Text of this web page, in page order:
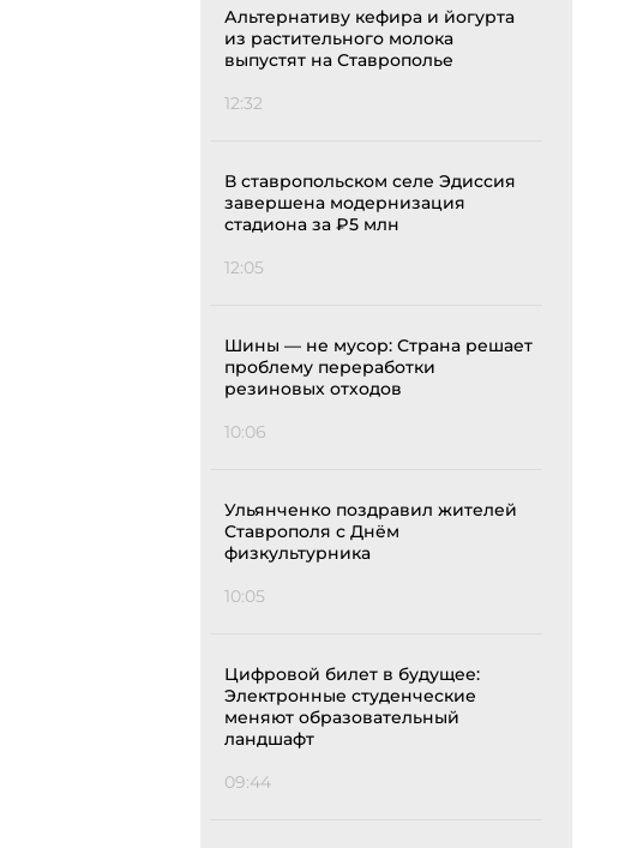
Альтернативу кефира и йогурта
из растительного молока
выпустят на Ставрополье
12:32
В ставропольском селе Эдиссия
завершена модернизация
стадиона за ₽5 млн
12:05
Шины — не мусор: Страна решает
проблему переработки
резиновых отходов
10:06
Ульянченко поздравил жителей
Ставрополя с Днём
физкультурника
10:05
Цифровой билет в будущее:
Электронные студенческие
меняют образовательный
ландшафт
09:44